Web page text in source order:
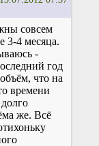
совсем
3-4 месяца.
-
год
что на
времени
же. Всё